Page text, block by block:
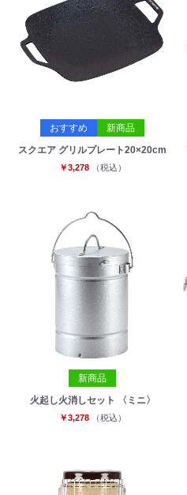
おすすめ 新商品
スクエア グリルプレート20×20cm
￥3,278 （税込）
新商品
火起し火消しセット 〈ミニ〉
￥3,278 （税込）